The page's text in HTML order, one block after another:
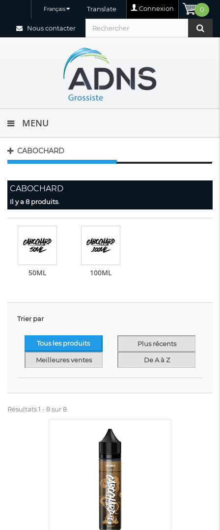
0
Connexion
Translate
Français
Nous contacter
MENU
CABOCHARD
CABOCHARD
Il y a 8 produits.
50ML 100ML
Trier par
Tous les produits Plus récents
Meilleures ventes De A à Z
Résultats 1 - 8 sur 8.